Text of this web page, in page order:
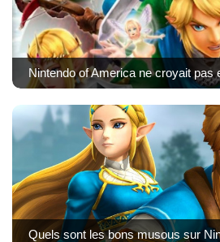
Nintendo of America ne croyait pas
Quels sont les bons musous sur